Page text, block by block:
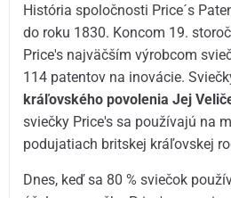
História spoločnosti Price´s
do roku 1830. Koncom 19.
Price's najväčším výrobcom
114 patentov na inovácie.
kráľovského povolenia Jej
sviečky Price's sa používajú na
podujatiach britskej kráľovskej
Dnes, keď sa 80 % sviečok